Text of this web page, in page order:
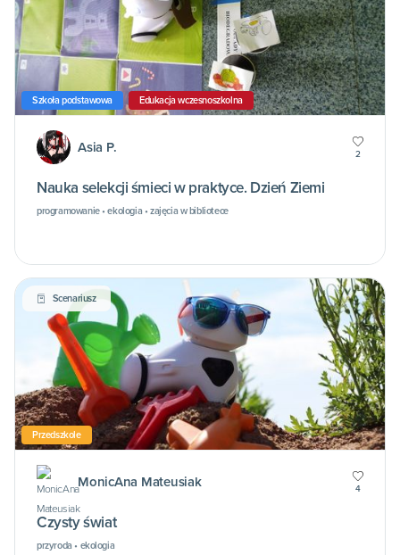
Szkoła podstawowa Edukacja wczesnoszkolna
Asia P. 2
Nauka selekcji śmieci w praktyce. Dzień Ziemi
programowanie • ekologia • zajęcia w bibliotece
Scenariusz
Przedszkole
MonicAna Mateusiak 4
Czysty świat
przyroda • ekologia